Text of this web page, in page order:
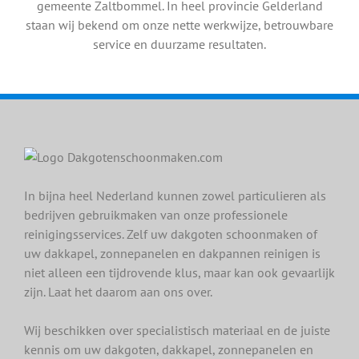
gemeente Zaltbommel. In heel provincie Gelderland
staan wij bekend om onze nette werkwijze, betrouwbare
service en duurzame resultaten.
In bijna heel Nederland kunnen zowel particulieren als
bedrijven gebruikmaken van onze professionele
reinigingsservices. Zelf uw dakgoten schoonmaken of
uw dakkapel, zonnepanelen en dakpannen reinigen is
niet alleen een tijdrovende klus, maar kan ook gevaarlijk
zijn. Laat het daarom aan ons over.
Wij beschikken over specialistisch materiaal en de juiste
kennis om uw dakgoten, dakkapel, zonnepanelen en